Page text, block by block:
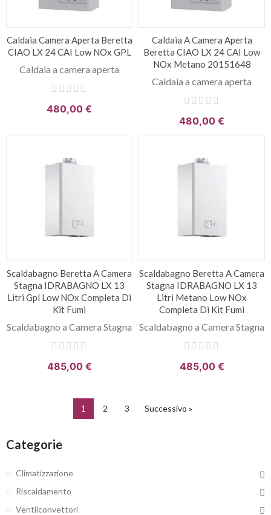
Caldaia Camera Aperta Beretta
CIAO LX 24 CAI Low NOx GPL
Caldaia a camera aperta
480,00 €
Caldaia A Camera Aperta
Beretta CIAO LX 24 CAI Low
NOx Metano 20151648
Caldaia a camera aperta
480,00 €
Scaldabagno Beretta A Camera
Stagna IDRABAGNO LX 13
Litri Gpl Low NOx Completa Di
Kit Fumi
Scaldabagno a Camera Stagna
485,00 €
Scaldabagno Beretta A Camera
Stagna IDRABAGNO LX 13
Litri Metano Low NOx
Completa Di Kit Fumi
Scaldabagno a Camera Stagna
485,00 €
1 2 3 Successivo »
Categorie
Climatizzazione
Riscaldamento
Ventilconvettori